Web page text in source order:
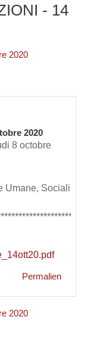
- 14
2020
2020
8 octobre
Umane, Sociali
Permalien
2020